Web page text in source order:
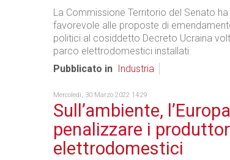
La Commissione Territorio del Senato
favorevole alle proposte di
politici al cosiddetto Decreto Ucraina
parco elettrodomestici installati.
Pubblicato in
Industria
Mercoledì, 30 Marzo 2022 14:29
Sull’ambiente,
penalizzare i
elettrodomestici